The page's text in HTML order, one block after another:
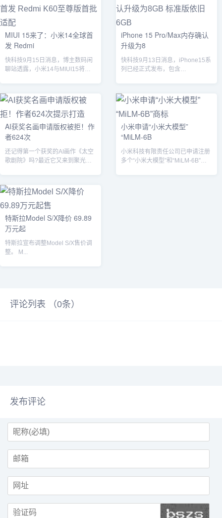
MIUI 15来了：小米14全球首
发 Redmi
快科技9月15日消息，博主数码闲
聊站透露，小米14与MIUI15将会
iPhone 15 Pro/Max内存确认
升级为8
快科技9月13日消息，iPhone15系
列已经正式发布，包含
AI获奖名画申请版权被拒！作
者624次
还记得第一个获奖的AI画作《太空
歌剧院》吗?最近它又来到聚光灯
小米申请“小米大模型”
“MiLM-6B
小米科技有限责任公司已申请注册
多个“小米大模型”和“MiLM-6B”商
特斯拉Model S/X降价 69.89
万元起
特斯拉宣布调整Model S/X售价调
整。 M...
评论列表 （0条）
发布评论